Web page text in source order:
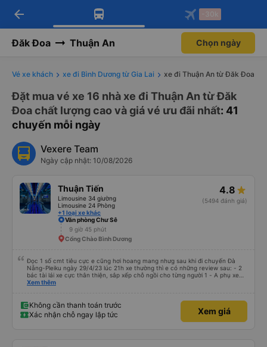
Tải app Vexere ngay!
Nhận ưu đãi thành viên độc
Mở app
Tải app Vexere
-30k/ghế khi đặt vé máy bay qua
Mở app
arrow_back -30k
Đăk Đoa Thuận An Chọn ngày
Vé xe khách xe đi Bình Dương từ Gia Lai xe đi Thuận An từ Đăk Đoa
Đặt mua vé xe 16 nhà xe đi Thuận An từ Đăk
Đoa chất lượng cao và giá vé ưu đãi nhất: 41
chuyến mỗi ngày
Vexere Team
Ngày cập nhật: 10/08/2026
Thuận Tiến
Limousine 34 giường
Limousine 24 Phòng
+1 loại xe khác
4.8
(5494 đánh giá)
Văn phòng Chư Sê
9 giờ 45 phút
Cổng Chào Bình Dương
Đọc 1 số cmt tiêu cực e cũng hơi hoang mang nhưg sau khi đi chuyến Đà
Nẵng-Pleiku ngày 29/4/23 lúc 21h xe thường thì e có những review sau: - 2
bác tài lái xe cực thân thiện, sắp xếp chỗ ngồi cho từng người 1 - A phụ xe
dui tính, chắc cùng tần số nên nói câu nào là cười câu đó - Xe xuất bến đúg
nhìn chug khá ổn, có dừng lại để đi vệ sinh.
Xem thêm
Không cần thanh toán trước
Xác nhận chỗ ngay lập tức
Xem giá